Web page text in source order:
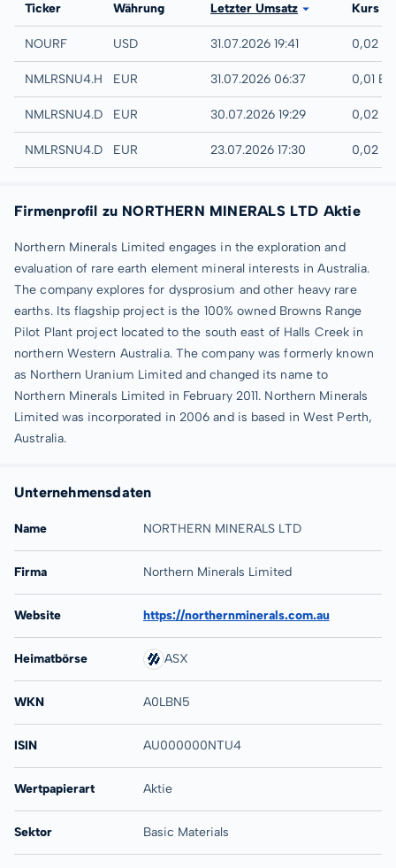
Börse
Ticker Währung Letzter Umsatz Kurs
UTC
NOURF USD 31.07.2026 19:41 0,02
Hamburg
NMLRSNU4.HAMB
EUR 31.07.2026 06:37 0,01
Quotrix
NMLRSNU4.DUSDEUR 30.07.2026 19:29 0,02
Düsseldorf
NMLRSNU4.DUSBEUR 23.07.2026 17:30 0,02
Firmenprofil zu NORTHERN MINERALS LTD Aktie
Northern Minerals Limited engages in the exploration and
evaluation of rare earth element mineral interests in Australia.
The company explores for dysprosium and other heavy rare
earths. Its flagship project is the 100% owned Browns Range
Pilot Plant project located to the south east of Halls Creek in
northern Western Australia. The company was formerly known
as Northern Uranium Limited and changed its name to
Northern Minerals Limited in February 2011. Northern Minerals
Limited was incorporated in 2006 and is based in West Perth,
Australia.
Unternehmensdaten
Name NORTHERN MINERALS LTD
Firma Northern Minerals Limited
Website https://northernminerals.com.au
Heimatbörse ASX
WKN A0LBN5
ISIN AU000000NTU4
Wertpapierart Aktie
Sektor Basic Materials